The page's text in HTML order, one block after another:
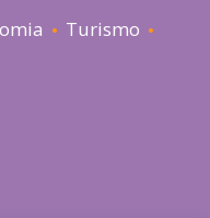
Turismo